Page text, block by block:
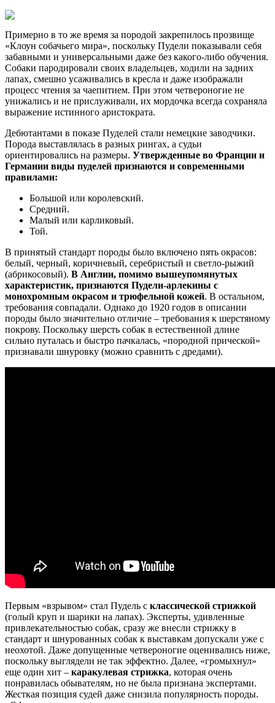
Примерно в то же время за породой закрепилось прозвище
«Клоун собачьего мира», поскольку Пудели показывали себя
забавными и универсальными даже без какого-либо обучения.
Собаки пародировали своих владельцев, ходили на задних
лапах, смешно усаживались в кресла и даже изображали
процесс чтения за чаепитием. При этом четвероногие не
унижались и не прислуживали, их мордочка всегда сохраняла
выражение истинного аристократа.
Дебютантами в показе Пуделей стали немецкие заводчики.
Порода выставлялась в разных рингах, а судьи
ориентировались на размеры. Утвержденные во Франции и
Германии виды пуделей признаются и современными
правилами:
Большой или королевский.
Средний.
Малый или карликовый.
Той.
В принятый стандарт породы было включено пять окрасов:
белый, черный, коричневый, серебристый и светло-рыжий
(абрикосовый). В Англии, помимо вышеупомянутых
характеристик, признаются Пудели-арлекины с
монохромным окрасом и трюфельной кожей. В остальном,
требования совпадали. Однако до 1920 годов в описании
породы было значительно отличие – требования к шерстяному
покрову. Поскольку шерсть собак в естественной длине
сильно путалась и быстро пачкалась, «породной прической»
признавали шнуровку (можно сравнить с дредами).
Первым «взрывом» стал Пудель с классической стрижкой
(голый круп и шарики на лапах). Эксперты, удивленные
привлекательностью собак, сразу же внесли стрижку в
стандарт и шнурованных собак к выставкам допускали уже с
неохотой. Даже допущенные четвероногие оценивались ниже,
поскольку выглядели не так эффектно. Далее, «громыхнул»
еще один хит – каракулевая стрижка, которая очень
понравилась обывателям, но не была признана экспертами.
Жесткая позиция судей даже снизила популярность породы.